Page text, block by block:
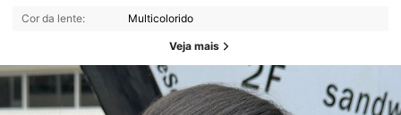
Cor da lente: Multicolorido
Veja mais